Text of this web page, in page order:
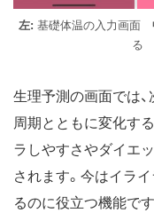
左: 基礎体温の入力画面
る
生理予測の画面では
周期とともに変化す
ラしやすさやダイエ
されます。今はイラ
るのに役立つ機能です